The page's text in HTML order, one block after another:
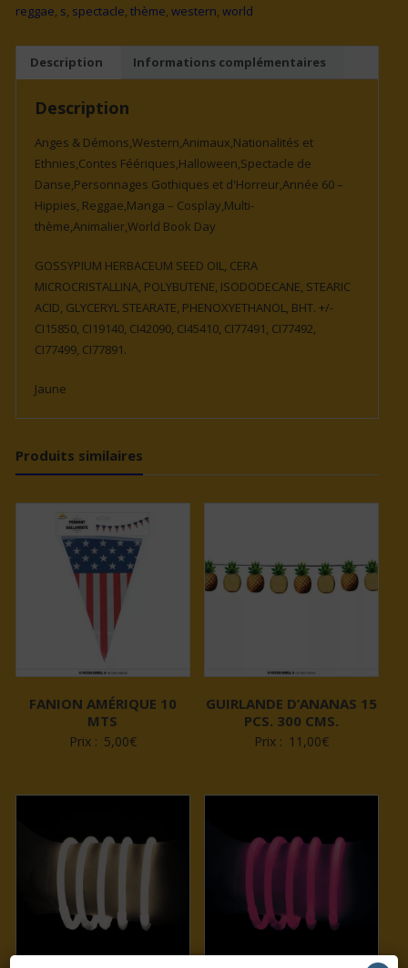
reggae, s, spectacle,thème,western,world
Description Informations complémentaires
Description
Anges & Démons,Western,Animaux,Nationalités et
Ethnies,Contes Féériques,Halloween,Spectacle de
Danse,Personnages Gothiques et d'Horreur,Année 60 –
Hippies, Reggae,Manga – Cosplay,Multi-
thème,Animalier,World Book Day
GOSSYPIUM HERBACEUM SEED OIL, CERA
MICROCRISTALLINA, POLYBUTENE, ISODODECANE, STEARIC
ACID, GLYCERYL STEARATE, PHENOXYETHANOL, BHT. +/-
CI15850, CI19140, CI42090, CI45410, CI77491, CI77492,
CI77499, CI77891.
Jaune
Produits similaires
FANION AMÉRIQUE 10
MTS
Prix : 5,00€
GUIRLANDE D’ANANAS 15
PCS. 300 CMS.
Prix : 11,00€